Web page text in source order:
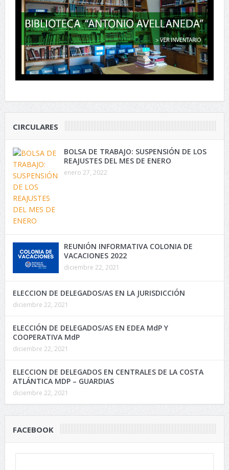
CIRCULARES
BOLSA DE TRABAJO: SUSPENSIÓN DE LOS
REAJUSTES DEL MES DE ENERO
enero 27, 2022
REUNIÓN INFORMATIVA COLONIA DE
VACACIONES 2022
diciembre 22, 2021
ELECCION DE DELEGADOS/AS EN LA JURISDICCIÓN
diciembre 22, 2021
ELECCIÓN DE DELEGADOS/AS EN EDEA MdP Y
COOPERATIVA MdP
diciembre 22, 2021
ELECCION DE DELEGADOS EN CENTRALES DE LA COSTA
ATLÁNTICA MDP – GUARDIAS
diciembre 22, 2021
FACEBOOK